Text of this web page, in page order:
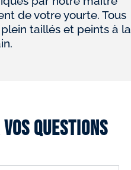
de votre yourte. Tous
taillés et peints à la
questions